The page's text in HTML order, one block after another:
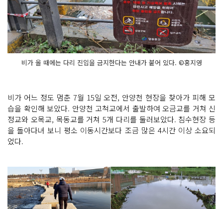
비가 올 때에는 다리 진입을 금지한다는 안내가 붙어 있다. ©홍지영
비가 어느 정도 멈춘 7월 15일 오전, 안양천 현장을 찾아가 피해 모
습을 확인해 보았다. 안양천 고척교에서 출발하여 오금교를 거쳐 신
정교와 오목교, 목동교를 거쳐 5개 다리를 둘러보았다. 침수현장 등
을 돌아다녀 보니 평소 이동시간보다 조금 많은 4시간 이상 소요되
었다.